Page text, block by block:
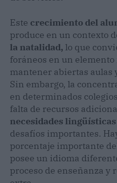
Este crecimiento del
produce en un contexto
la natalidad, lo que
foráneos en un
mantener abiertas aulas
Sin embargo, la
en determinados
falta de recursos
necesidades lingüísticas
desafíos importantes.
porcentaje importante
posee un idioma
proceso de enseñanza y